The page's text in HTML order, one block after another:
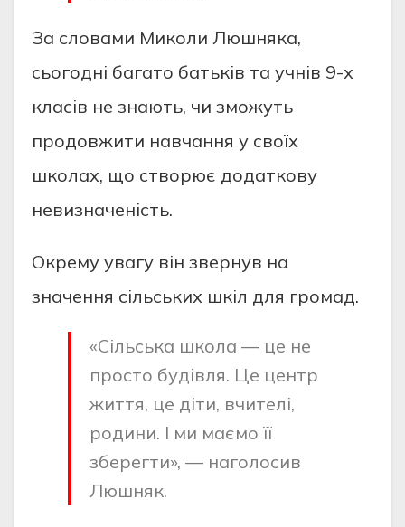
За словами Миколи Люшняка,
сьогодні багато батьків та учнів 9-х
класів не знають, чи зможуть
продовжити навчання у своїх
школах, що створює додаткову
невизначеність.
Окрему увагу він звернув на
значення сільських шкіл для громад.
«Сільська школа — це не
просто будівля. Це центр
життя, це діти, вчителі,
родини. І ми маємо її
зберегти», — наголосив
Люшняк.